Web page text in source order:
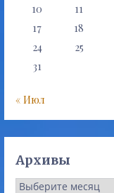
10
11
17
18
24
25
31
« Июл
Архивы
Архивы